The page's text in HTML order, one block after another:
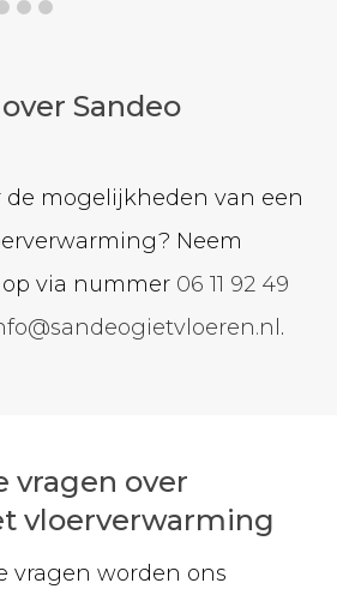
Sandeo
de mogelijkheden van een
Neem
via nummer 06 11 92 49
.
vragen over
vloerverwarming
vragen worden ons